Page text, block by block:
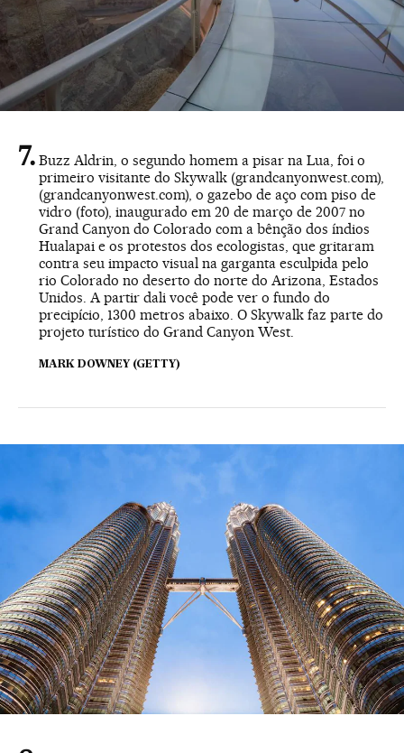
Buzz Aldrin, o segundo homem a pisar na Lua, foi o
primeiro visitante do Skywalk (grandcanyonwest.com),
(grandcanyonwest.com), o gazebo de aço com piso de
vidro (foto), inaugurado em 20 de março de 2007 no
Grand Canyon do Colorado com a bênção dos índios
Hualapai e os protestos dos ecologistas, que gritaram
contra seu impacto visual na garganta esculpida pelo
rio Colorado no deserto do norte do Arizona, Estados
Unidos. A partir dali você pode ver o fundo do
precipício, 1300 metros abaixo. O Skywalk faz parte do
projeto turístico do Grand Canyon West.
MARK DOWNEY (GETTY)